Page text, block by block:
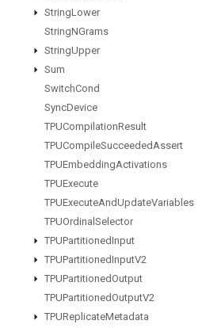
StringLower
StringNGrams
StringUpper
Sum
SwitchCond
SyncDevice
TPUCompilationResult
TPUCompileSucceededAssert
TPUEmbeddingActivations
TPUExecute
TPUExecuteAndUpdateVariables
TPUOrdinal Selector
TPUPartitionedInput
TPUPartitionedInputV2
TPUPartitionedOutput
TPUPartitionedOutputV2
TPUReplicateMetadata